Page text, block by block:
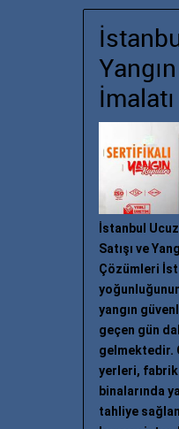
Yangın
İmalatı
İstanbul Ucuz
Satışı ve
Çözümleri
yangın
geçen gün
gelmektedir.
yerleri,
binalarında
tahliye